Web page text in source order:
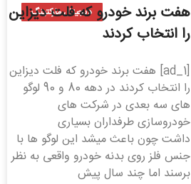
دیجیتال مارکتینگ
هفت برند خودرو که فلت دیزاین
را انتخاب کردند
[ad_1] هفت برند خودرو که فلت دیزاین
را انتخاب کردند در دهه 80 و 90 لوگو
های سه بعدی در شرکت های
خودروسازی طرفداران بسیاری
داشت چون باعث میشد این لوگو ها با
جنس فلز روی بدنه خودرو واقعی به نظر
برسند اما چند سال پیش